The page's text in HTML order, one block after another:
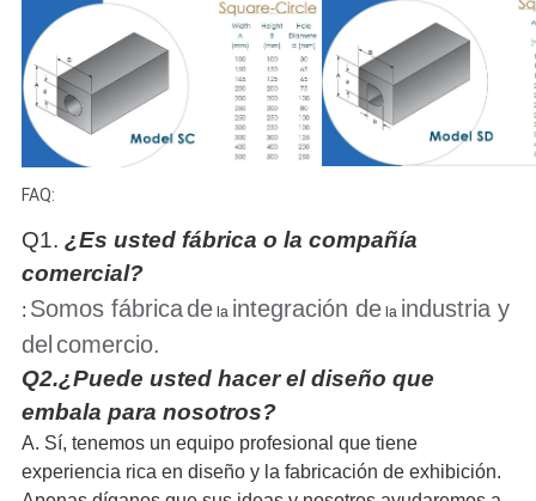
FAQ:
Q1. ¿Es usted fábrica o la compañía
comercial?
: Somos fábricadela integración dela industria y
del comercio.
Q2.¿Puede usted hacer el diseño que
embala para nosotros?
A. Sí, tenemos un equipo profesional que tiene
experiencia rica en diseño y la fabricación de exhibición.